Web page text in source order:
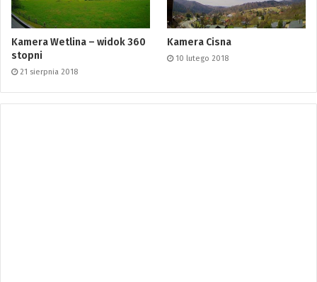
Kamera Wetlina – widok 360
stopni
21 sierpnia 2018
Kamera Cisna
10 lutego 2018